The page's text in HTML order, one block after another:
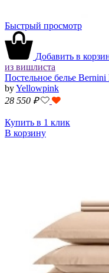
Быстрый просмотр
Добавить в
из вишлиста
Постельное белье
byYellowpink
28 550 ₽
Купить в 1 клик
В корзину